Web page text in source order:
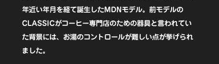
デ
ル】
個
年近い年月を経て誕生したMDNモデル。前モデルの
CLASSICがコーヒー専門店のための器具と言われてい
た背景には、お湯のコントロールが難しい点が挙げられ
ました。